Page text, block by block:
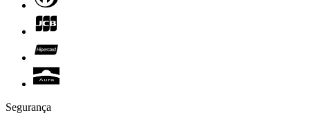
Segurança